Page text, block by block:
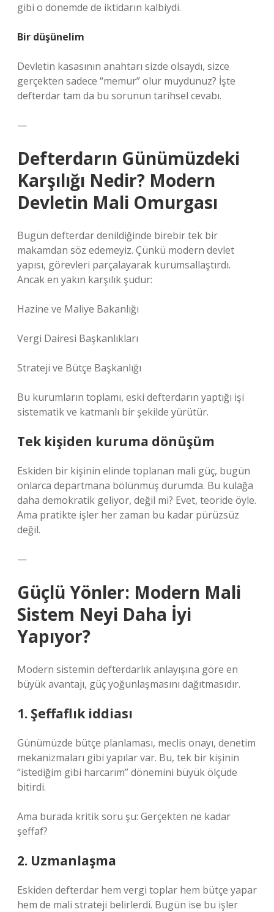
gibi o dönemde de iktidarın kalbiydi.
Bir düşünelim
Devletin kasasının anahtarı sizde olsaydı, sizce
gerçekten sadece “memur” olur muydunuz? İşte
defterdar tam da bu sorunun tarihsel cevabı.
—
Defterdarın Günümüzdeki
Karşılığı Nedir? Modern
Devletin Mali Omurgası
Bugün defterdar denildiğinde birebir tek bir
makamdan söz edemeyiz. Çünkü modern devlet
yapısı, görevleri parçalayarak kurumsallaştırdı.
Ancak en yakın karşılık şudur:
Hazine ve Maliye Bakanlığı
Vergi Dairesi Başkanlıkları
Strateji ve Bütçe Başkanlığı
Bu kurumların toplamı, eski defterdarın yaptığı işi
sistematik ve katmanlı bir şekilde yürütür.
Tek kişiden kuruma dönüşüm
Eskiden bir kişinin elinde toplanan mali güç, bugün
onlarca departmana bölünmüş durumda. Bu kulağa
daha demokratik geliyor, değil mi? Evet, teoride öyle.
Ama pratikte işler her zaman bu kadar pürüzsüz
değil.
—
Güçlü Yönler: Modern Mali
Sistem Neyi Daha İyi
Yapıyor?
Modern sistemin defterdarlık anlayışına göre en
büyük avantajı, güç yoğunlaşmasını dağıtmasıdır.
1. Şeffaflık iddiası
Günümüzde bütçe planlaması, meclis onayı, denetim
mekanizmaları gibi yapılar var. Bu, tek bir kişinin
“istediğim gibi harcarım” dönemini büyük ölçüde
bitirdi.
Ama burada kritik soru şu: Gerçekten ne kadar
şeffaf?
2. Uzmanlaşma
Eskiden defterdar hem vergi toplar hem bütçe yapar
hem de mali strateji belirlerdi. Bugün ise bu işler